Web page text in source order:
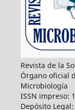
Revista de la
Órgano oficial
Microbiología
ISSN impreso:
Depósito